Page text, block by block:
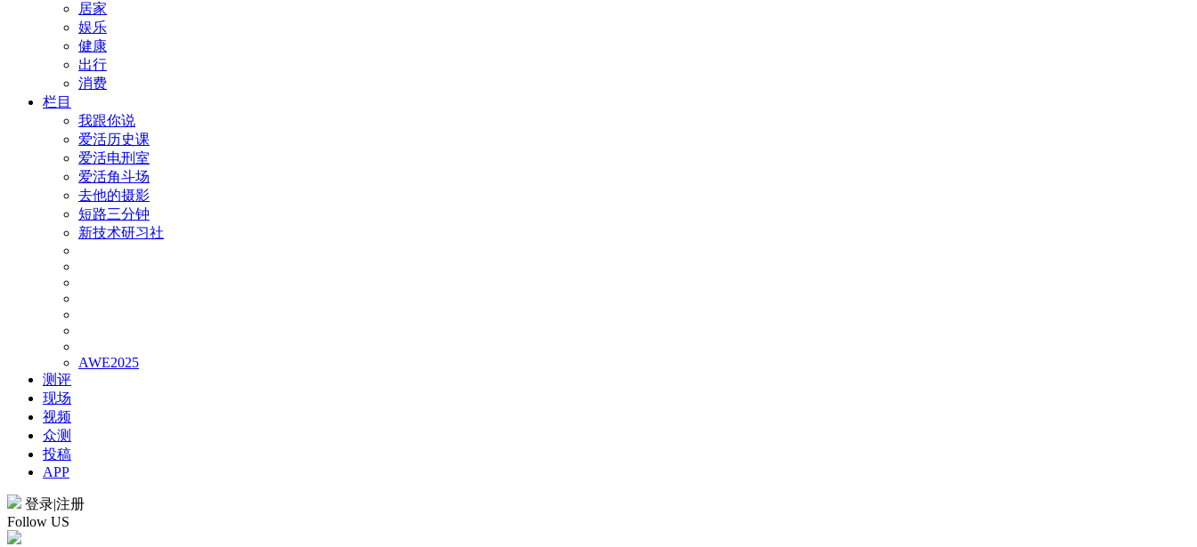
居家
娱乐
健康
出行
消费
栏目
我跟你说
爱活历史课
爱活电刑室
爱活角斗场
去他的摄影
短路三分钟
新技术研习社
AWE2025
测评
现场
视频
众测
投稿
APP
登录|注册
Follow US